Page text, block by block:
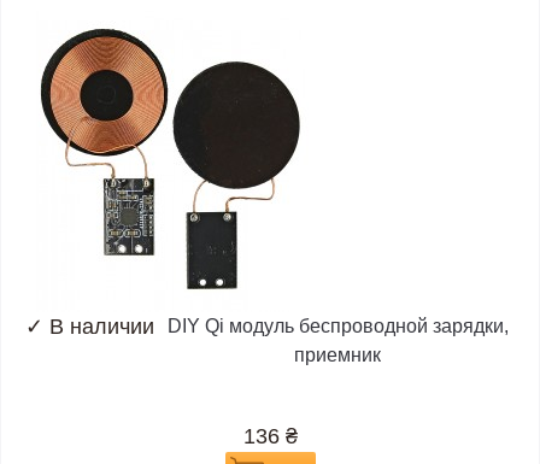
✓ В наличии
DIY Qi модуль беспроводной зарядки,
приемник
136 ₴